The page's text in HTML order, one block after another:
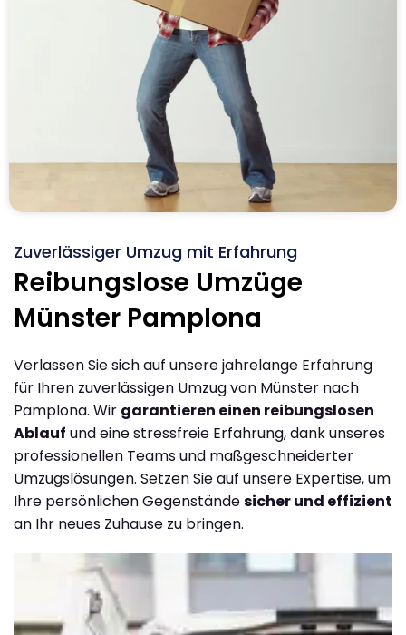
Zuverlässiger Umzug mit Erfahrung
Reibungslose Umzüge
Münster Pamplona
Verlassen Sie sich auf unsere jahrelange Erfahrung
für Ihren zuverlässigen Umzug von Münster nach
Pamplona. Wir garantieren einen reibungslosen
Ablauf und eine stressfreie Erfahrung, dank unseres
professionellen Teams und maßgeschneiderter
Umzugslösungen. Setzen Sie auf unsere Expertise, um
Ihre persönlichen Gegenständesicher und effizient
an Ihr neues Zuhause zu bringen.